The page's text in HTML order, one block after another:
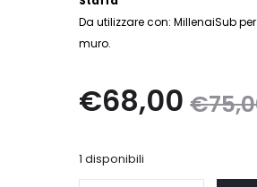
Da utilizzare con: MillenaiSub
muro.
€
Il
€68,00
Il
1 disponibili